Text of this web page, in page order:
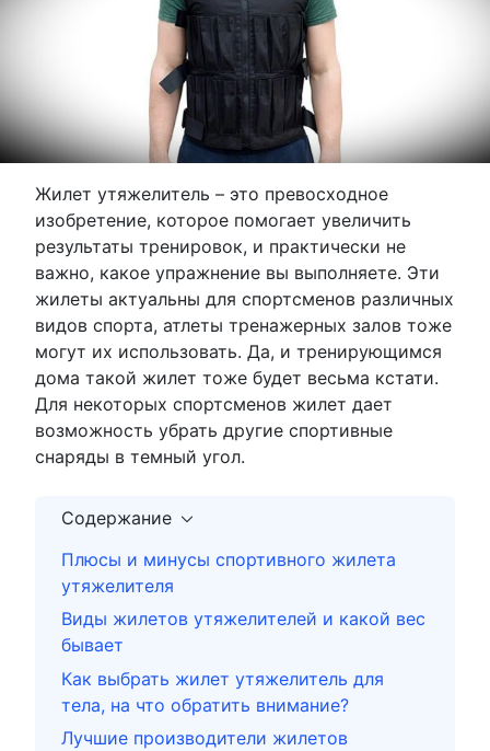
Жилет утяжелитель – это превосходное
изобретение, которое помогает увеличить
результаты тренировок, и практически не
важно, какое упражнение вы выполняете. Эти
жилеты актуальны для спортсменов различных
видов спорта, атлеты тренажерных залов тоже
могут их использовать. Да, и тренирующимся
дома такой жилет тоже будет весьма кстати.
Для некоторых спортсменов жилет дает
возможность убрать другие спортивные
снаряды в темный угол.
Содержание
Плюсы и минусы спортивного жилета
утяжелителя
Виды жилетов утяжелителей и какой вес
бывает
Как выбрать жилет утяжелитель для
тела, на что обратить внимание?
Лучшие производители жилетов